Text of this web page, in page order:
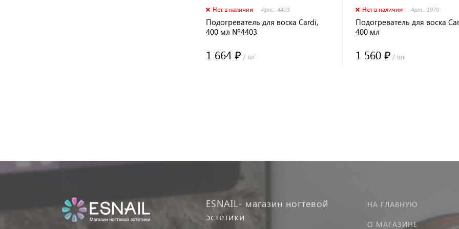
Нет в наличии Арт.: 4403
Подогреватель для воска Cardi,
400 мл №4403
1 664 ₽ / шт
Нет в наличии Арт.: 1970
Подогреватель для воска
400 мл
1 560 ₽/ шт
ESNAIL- магазин ногтевой
эстетики
НА ГЛАВНУЮ
О МАГАЗИНЕ